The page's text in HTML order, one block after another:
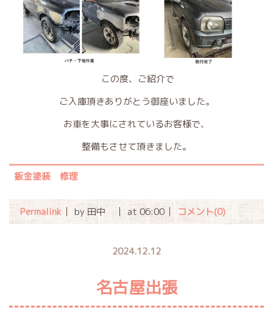
この度、ご紹介で
ご入庫頂きありがとう御座いました。
お車を大事にされているお客様で、
整備もさせて頂きました。
鈑金塗装 修理
Permalink by 田中 at 06:00 コメント(0)
2024.12.12
名古屋出張